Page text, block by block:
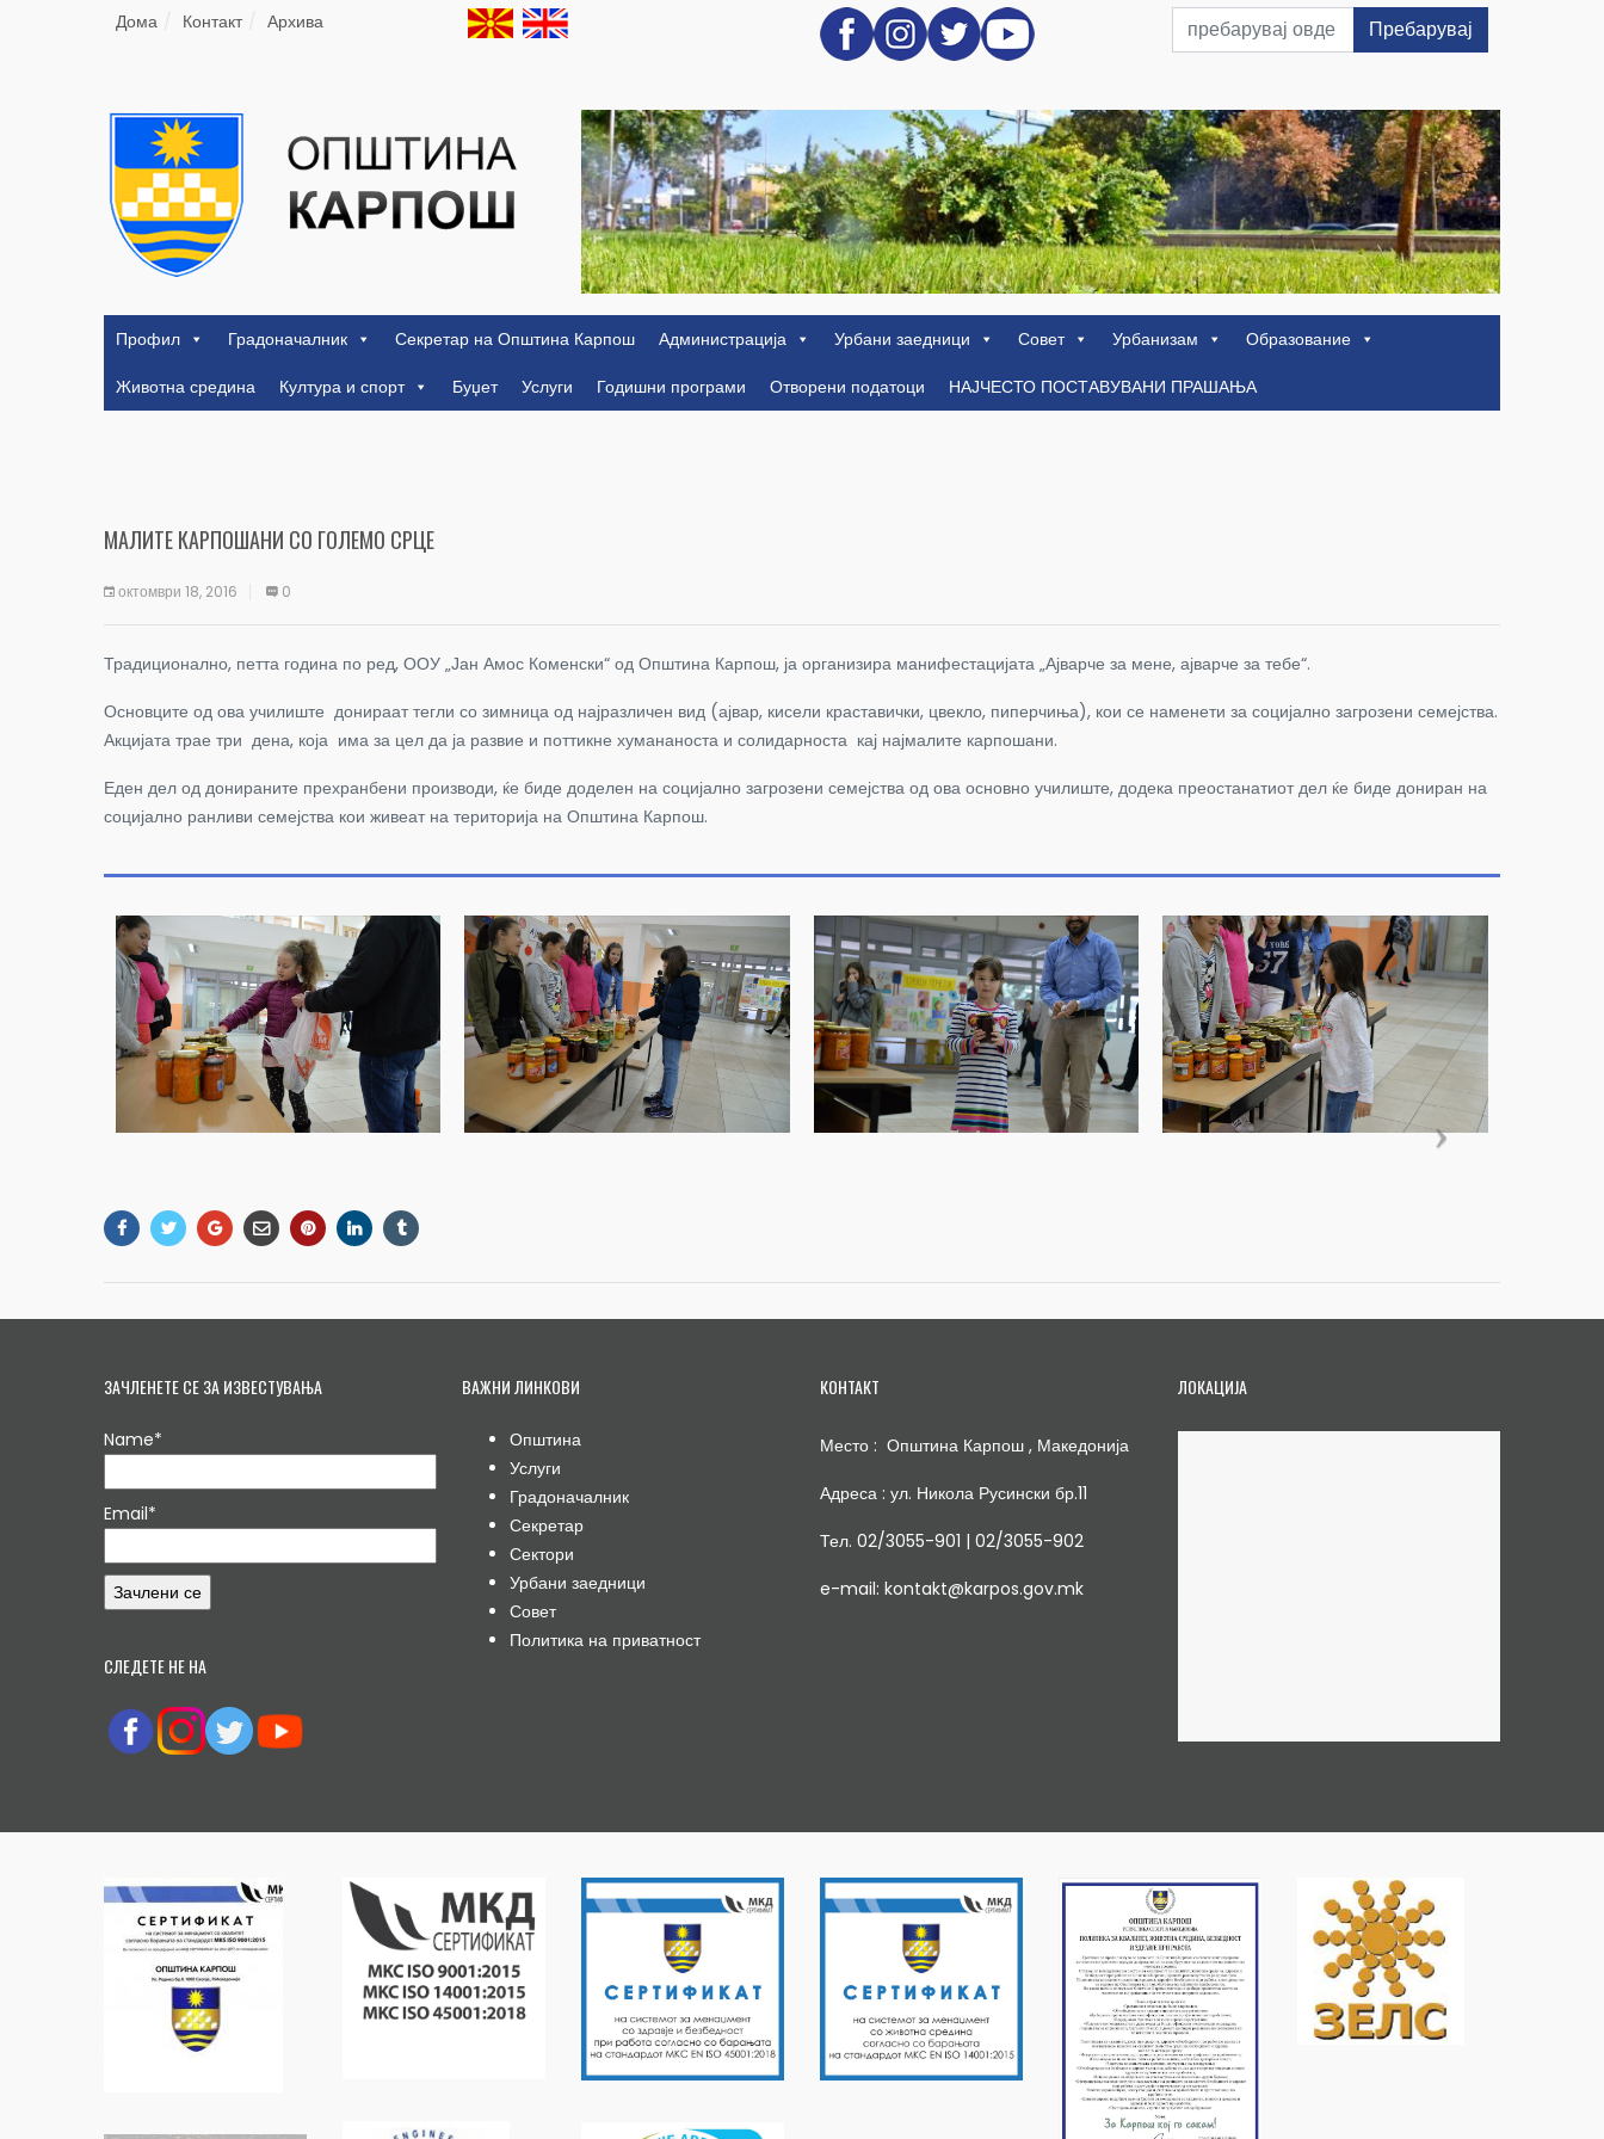
Дома Контакт Архива Пребарувај
Профил Градоначалник Секретар на Општина Карпош Администрација Урбани заедници Совет Урбанизам
Образование
Животна средина
Култура и спорт Буџет Услуги Годишни програми Отворени податоци НАЈЧЕСТО ПОСТАВУВАНИ ПРАШАЊА
МАЛИТЕ КАРПОШАНИ СО ГОЛЕМО СРЦЕ
октомври 18, 2016 0
Традиционално, петта година по ред, ООУ „Јан Амос Коменски“ од Општина Карпош, ја организира манифестацијата „Ајварче за мене, ајварче за тебе“.
Основците од ова училиште донираат тегли со зимница од најразличен вид (ајвар, кисели краставички, цвекло, пиперчиња), кои се наменети за социјално загрозени семејства.
Акцијата трае три дена, која има за цел да ја развие и поттикне хумананоста и солидарноста кај најмалите карпошани.
Еден дел од донираните прехранбени производи, ќе биде доделен на социјално загрозени семејства од ова основно училиште, додека преостанатиот дел ќе биде дониран на
социјално ранливи семејства кои живеат на територија на Општина Карпош.
ЗАЧЛЕНЕТЕ СЕ ЗА ИЗВЕСТУВАЊА
Name*
Email*
СЛЕДЕТЕ НЕ НА
ВАЖНИ ЛИНКОВИ
Општина
Услуги
Градоначалник
Секретар
Сектори
Урбани заедници
Совет
Политика на приватност
КОНТАКТ
Место : Општина Карпош , Македонија
Адреса : ул. Никола Русински бр.11
Тел. 02/3055-901 | 02/3055-902
e-mail: kontakt@karpos.gov.mk
ЛОКАЦИЈА